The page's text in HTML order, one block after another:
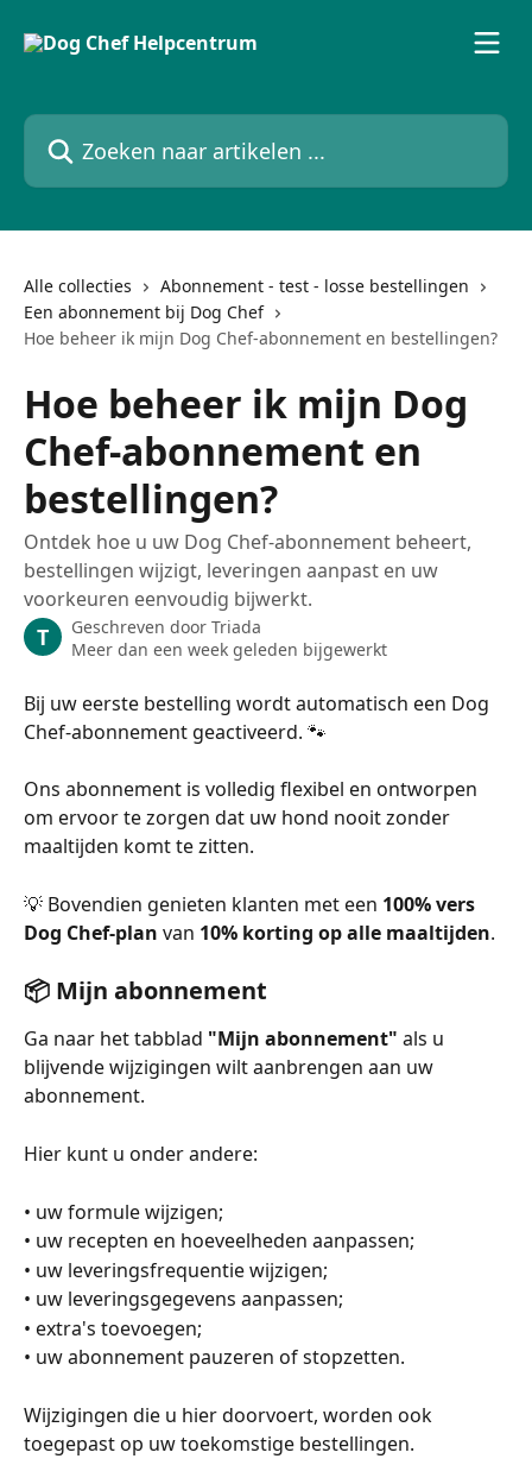
Zoeken naar artikelen ...
Alle collecties
Abonnement - test - losse bestellingen
Een abonnement bij Dog Chef
Hoe beheer ik mijn Dog Chef-abonnement en bestellingen?
Hoe beheer ik mijn Dog
Chef-abonnement en
bestellingen?
Ontdek hoe u uw Dog Chef-abonnement beheert,
bestellingen wijzigt, leveringen aanpast en uw
voorkeuren eenvoudig bijwerkt.
T Geschreven door Triada
Meer dan een week geleden bijgewerkt
Bij uw eerste bestelling wordt automatisch een Dog
Chef-abonnement geactiveerd. 🐾
Ons abonnement is volledig flexibel en ontworpen
om ervoor te zorgen dat uw hond nooit zonder
maaltijden komt te zitten.
💡 Bovendien genieten klanten met een 100% vers
Dog Chef-plan van 10% korting op alle maaltijden.
📦 Mijn abonnement
Ga naar het tabblad "Mijn abonnement" als u
blijvende wijzigingen wilt aanbrengen aan uw
abonnement.
Hier kunt u onder andere:
• uw formule wijzigen;
• uw recepten en hoeveelheden aanpassen;
• uw leveringsfrequentie wijzigen;
• uw leveringsgegevens aanpassen;
• extra's toevoegen;
• uw abonnement pauzeren of stopzetten.
Wijzigingen die u hier doorvoert, worden ook
toegepast op uw toekomstige bestellingen.